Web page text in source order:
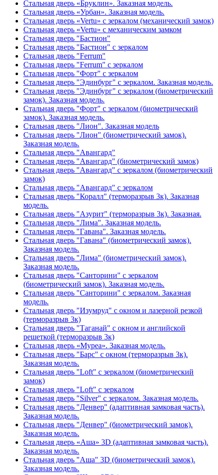
Стальная дверь «Бруклин». Заказная модель.
Стальная дверь «Урбан». Заказная модель.
Стальная дверь «Vertu» с зеркалом (механический замок)
Стальная дверь «Vertu» с механическим замком
Стальная дверь "Бастион"
Стальная дверь "Бастион" с зеркалом
Стальная дверь "Ferrum"
Стальная дверь "Ferrum" с зеркалом
Стальная дверь "Форт" с зеркалом
Стальная дверь "Эдинбург" с зеркалом. Заказная модель.
Стальная дверь "Эдинбург" с зеркалом (биометрический
замок). Заказная модель.
Стальная дверь "Форт" с зеркалом (биометрический
замок). Заказная модель.
Стальная дверь "Лион". Заказная модель
Стальная дверь "Лион" (биометрический замок).
Заказная модель.
Стальная дверь "Авангард"
Стальная дверь "Авангард" (биометрический замок)
Стальная дверь "Авангард" с зеркалом (биометрический
замок)
Стальная дверь "Авангард" с зеркалом
Стальная дверь "Коралл" (терморазрыв 3к). Заказная
модель.
Стальная дверь "Азурит" (терморазрыв 3к). Заказная.
Стальная дверь "Лима". Заказная модель.
Стальная дверь "Гавана". Заказная модель.
Стальная дверь "Гавана" (биометрический замок).
Заказная модель.
Стальная дверь "Лима" (биометрический замок).
Заказная модель.
Стальная дверь "Санторини" с зеркалом
(биометрический замок). Заказная модель.
Стальная дверь "Санторини" с зеркалом. Заказная
модель.
Стальная дверь "Изумруд" с окном и лазерной резкой
(терморазрыв 3к)
Стальная дверь "Таганай" с окном и английской
решеткой (терморазрыв 3к)
Стальная дверь «Муреа». Заказная модель.
Стальная дверь "Барс" с окном (терморазрыв 3к).
Заказная модель.
Стальная дверь "Loft" с зеркалом (биометрический
замок)
Стальная дверь "Loft" с зеркалом
Стальная дверь "Silver" с зеркалом. Заказная модель.
Стальная дверь "Денвер" (адаптивная замковая часть).
Заказная модель.
Стальная дверь "Денвер" (биометрический замок).
Заказная модель.
Стальная дверь «Аша» 3D (адаптивная замковая часть).
Заказная модель.
Стальная дверь "Аша" 3D (биометрический замок).
Заказная модель.